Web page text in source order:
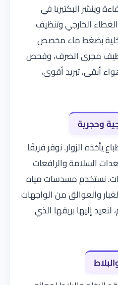
وينشر البكتيريا في
الخارجي وتنظيف
بضغط ماء مخصص
مجرى الصرف، وفحص
أنقى، تبريد أقوى،
يأخذه الزوار. نوفر فريقًا
السلامة والرافعات
نستخدم مسدسات مياه
والعوالق من الواجهات
لنعيد إليها بريقها الذي